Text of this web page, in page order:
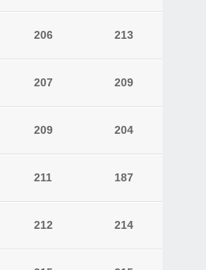
206 213
207 209
209 204
211 187
212 214